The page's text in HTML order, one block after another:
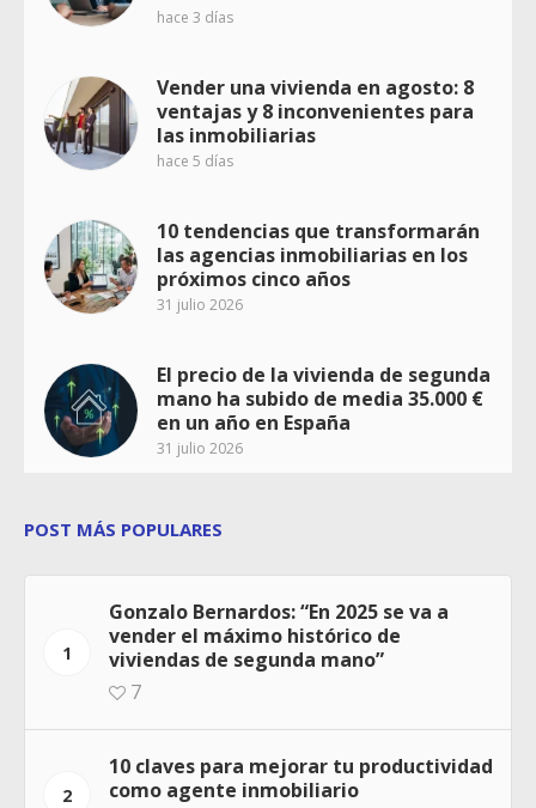
hace 3 días
Vender una vivienda en agosto: 8
ventajas y 8 inconvenientes para
las inmobiliarias
hace 5 días
10 tendencias que transformarán
las agencias inmobiliarias en los
próximos cinco años
31 julio 2026
El precio de la vivienda de segunda
mano ha subido de media 35.000 €
en un año en España
31 julio 2026
POST MÁS POPULARES
1
Gonzalo Bernardos: “En 2025 se va a
vender el máximo histórico de
viviendas de segunda mano”
7
2
10 claves para mejorar tu productividad
como agente inmobiliario